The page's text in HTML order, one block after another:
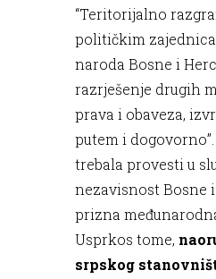
“Teritorijalno
političkim
naroda Bosne i
razrješenje drugih
prava i obaveza,
putem i
trebala provesti u
nezavisnost Bosne
prizna
Usprkos tome,
srpskog